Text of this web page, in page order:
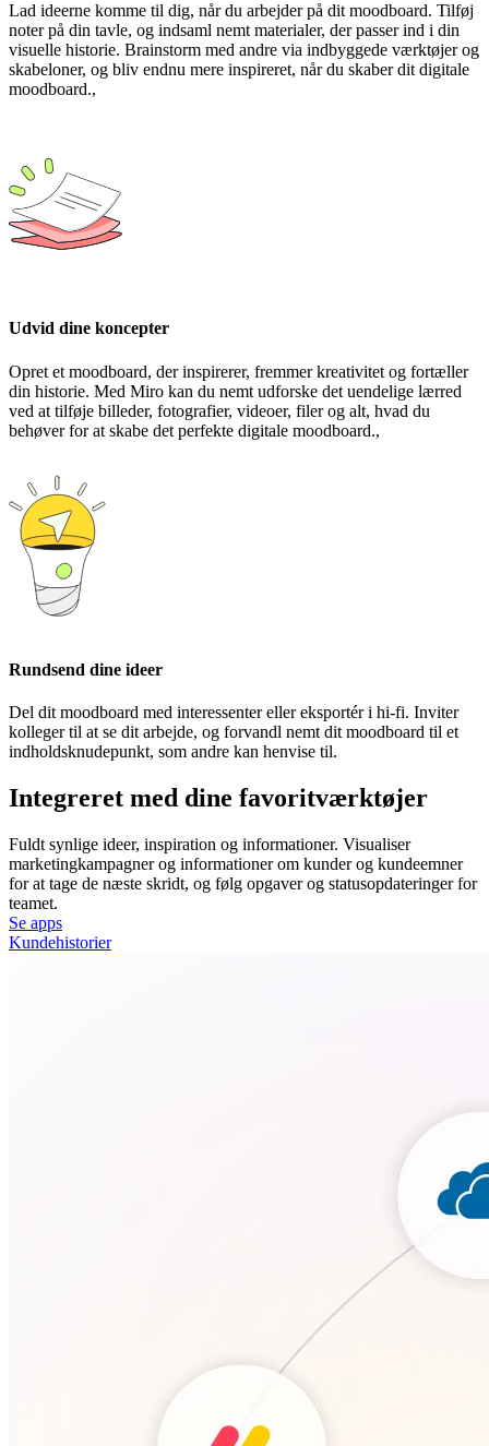
Lad ideerne komme til dig, når du arbejder på dit moodboard. Tilføj
noter på din tavle, og indsaml nemt materialer, der passer ind i din
visuelle historie. Brainstorm med andre via indbyggede værktøjer og
skabeloner, og bliv endnu mere inspireret, når du skaber dit digitale
moodboard.,
Udvid dine koncepter
Opret et moodboard, der inspirerer, fremmer kreativitet og fortæller
din historie. Med Miro kan du nemt udforske det uendelige lærred
ved at tilføje billeder, fotografier, videoer, filer og alt, hvad du
behøver for at skabe det perfekte digitale moodboard.,
Rundsend dine ideer
Del dit moodboard med interessenter eller eksportér i hi-fi. Inviter
kolleger til at se dit arbejde, og forvandl nemt dit moodboard til et
indholdsknudepunkt, som andre kan henvise til.
Integreret med dine favoritværktøjer
Fuldt synlige ideer, inspiration og informationer. Visualiser
marketingkampagner og informationer om kunder og kundeemner
for at tage de næste skridt, og følg opgaver og statusopdateringer for
teamet.
Se apps
Kundehistorier